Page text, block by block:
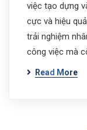
việc tạo dựng
cực và hiệu
trải nghiệm
công việc mà
Read More